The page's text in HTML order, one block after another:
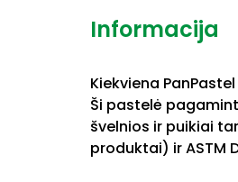
Informacija
Kiekviena
Ši pastelė
švelnios ir puikiai
produktai) ir ASTM